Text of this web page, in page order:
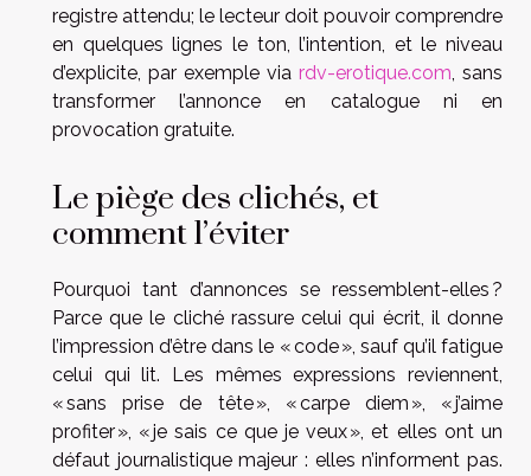
registre attendu; le lecteur doit pouvoir comprendre
en quelques lignes le ton, l’intention, et le niveau
d’explicite, par exemple via rdv-erotique.com , sans
transformer l’annonce en catalogue ni en
provocation gratuite.
Le piège des clichés, et
comment l’éviter
Pourquoi tant d’annonces se ressemblent-elles ?
Parce que le cliché rassure celui qui écrit, il donne
l’impression d’être dans le « code », sauf qu’il fatigue
celui qui lit. Les mêmes expressions reviennent,
« sans prise de tête », « carpe diem », « j’aime
profiter », « je sais ce que je veux », et elles ont un
défaut journalistique majeur : elles n’informent pas.